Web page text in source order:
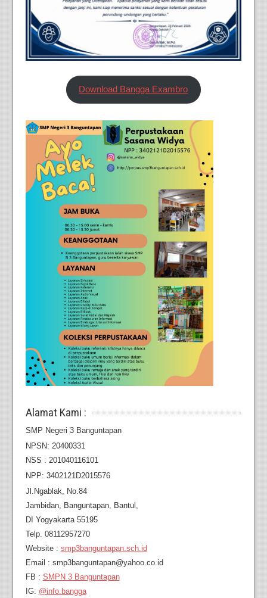
Download Bangga Exambro
Alamat Kami :
SMP Negeri 3 Banguntapan
NPSN: 20400331
NSS : 201040116101
NPP: 3402121D2015576
Jl.Ngablak, No.84
Jambidan,
Banguntapan, Bantul,
DI Yogyakarta 55195
Telp. 08112957270
Website : smp3banguntapan.sch.id
Email : smp3banguntapan@yahoo.co.id
FB : SMPN 3 Banguntapan
IG: @info.bangga